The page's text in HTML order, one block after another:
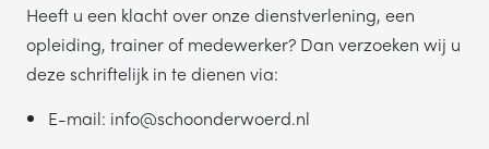
Heeft u een klacht over onze dienstverlening, een
opleiding, trainer of medewerker? Dan verzoeken wij u
deze schriftelijk in te dienen via:
E-mail: info@schoonderwoerd.nl